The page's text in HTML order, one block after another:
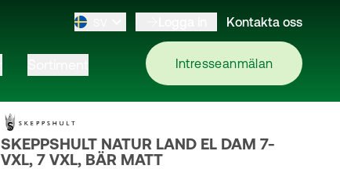
Kontakta oss
Intresseanmälan
SKEPPSHULT NATUR LAND EL DAM 7-
VXL, 7 VXL, BÄR MATT